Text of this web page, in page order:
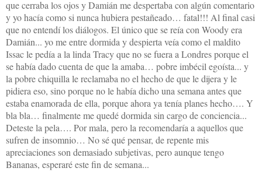
que cerraba los ojos y Damián me despertaba con algún comentario
y yo hacía como si nunca hubiera pestañeado… fatal!!! Al final casi
que no entendí los diálogos. El único que se reía con Woody era
Damián... yo me entre dormida y despierta veía como el maldito
Issac le pedía a la linda Tracyque no se fuera a Londres porque el
se había dado cuenta de que la amaba… pobre imbécil egoísta... y
la pobre chiquilla le reclamaba no el hecho de que le dijera y le
pidiera eso, sino porque no le había dicho una semana antes que
estaba enamorada de ella, porque ahora ya tenía planes hecho…. Y
bla bla… finalmente me quedé dormida sin cargo de conciencia...
Deteste la pela…. Por mala, pero la recomendaría a aquellos que
sufren de insomnio… No sé qué pensar, de repente mis
apreciaciones son demasiado subjetivas, pero aunque tengo
Bananas, esperaré este fin de semana...